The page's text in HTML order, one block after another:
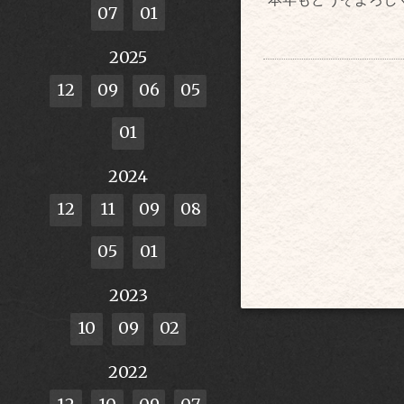
07 01
2025
12
09 06 05
01
2024
12
11 09 08
05 01
2023
10
09 02
2022